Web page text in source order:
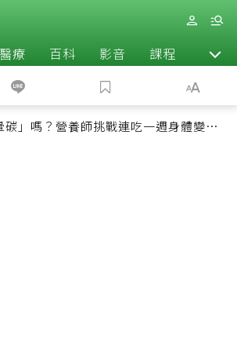
醫療 百科 影音 課程 退休
碳」嗎？營養師挑戰連吃一週身體變化